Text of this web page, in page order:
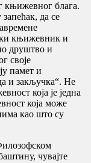
књижевног блага.
да се
књижевник и
друштво и
своје
памет и
и закључка“. Не
која је једна
која може
као што су
чувајте